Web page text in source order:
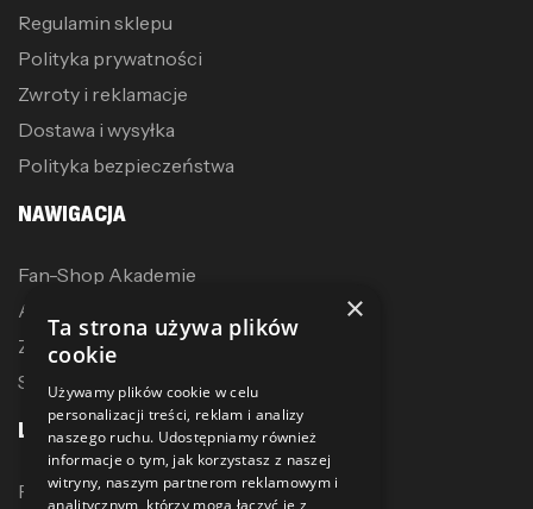
Regulamin sklepu
Polityka prywatności
Zwroty i reklamacje
Dostawa i wysyłka
Polityka bezpieczeństwa
NAWIGACJA
Fan-Shop Akademie
Akcesoria treningowe
Zostań dystrybutorem
Sublimacja
LINKI
Promocje
×
Ta strona używa plików
cookie
Używamy plików cookie w celu
personalizacji treści, reklam i analizy
naszego ruchu. Udostępniamy również
informacje o tym, jak korzystasz z naszej
witryny, naszym partnerom reklamowym i
analitycznym, którzy mogą łączyć je z